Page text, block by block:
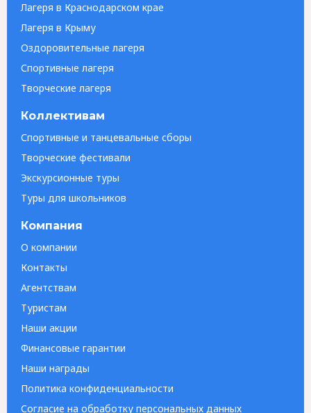
Лагеря в Краснодарском крае
Лагеря в Крыму
Оздоровительные лагеря
Спортивные лагеря
Творческие лагеря
Коллективам
Спортивные и танцевальные сборы
Творческие фестивали
Экскурсионные туры
Туры для школьников
Компания
О компании
Контакты
Агентствам
Туристам
Наши акции
Финансовые гарантии
Наши награды
Политика конфиденциальности
Согласие на обработку персональных данных